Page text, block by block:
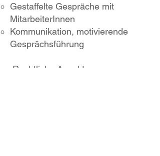
Gestaffelte Gespräche mit
MitarbeiterInnen
Kommunikation, motivierende
Gesprächsführung
Rechtliche Aspekte